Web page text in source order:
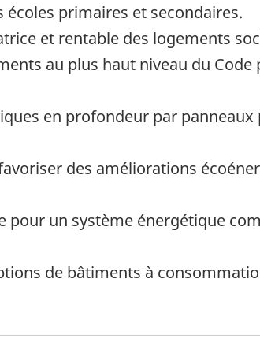
primaires et secondaires.
et rentable des logements
au plus haut niveau du
en profondeur par
des améliorations
pour un système énergétique
de bâtiments à